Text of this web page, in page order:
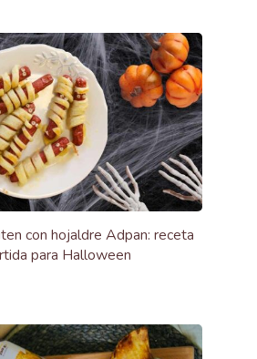
con hojaldre Adpan: receta
para Halloween